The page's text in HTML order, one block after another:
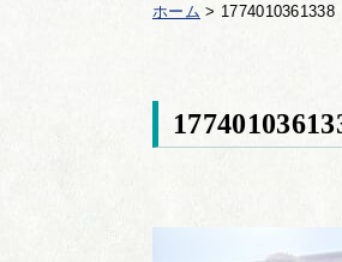
ホーム > 1774010361338